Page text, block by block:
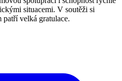
situacemi. V soutěži si
velká gratulace.